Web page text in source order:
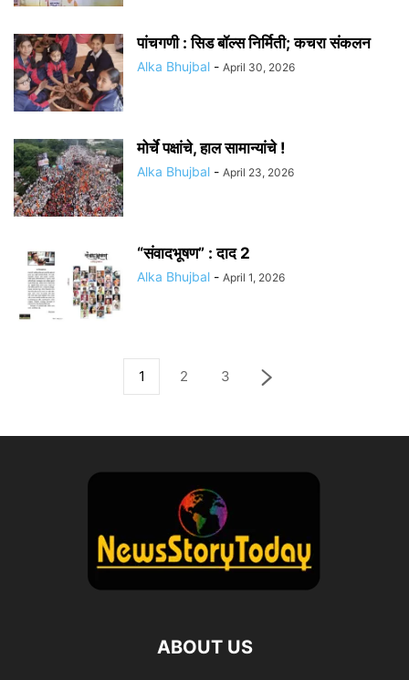
पांचगणी : सिड बॉल्स निर्मिती; कचरा संकलन
Alka Bhujbal - April 30, 2026
मोर्चे पक्षांचे, हाल सामान्यांचे !
Alka Bhujbal - April 23, 2026
“संवादभूषण” : दाद 2
Alka Bhujbal - April 1, 2026
1 2 3
ABOUT US